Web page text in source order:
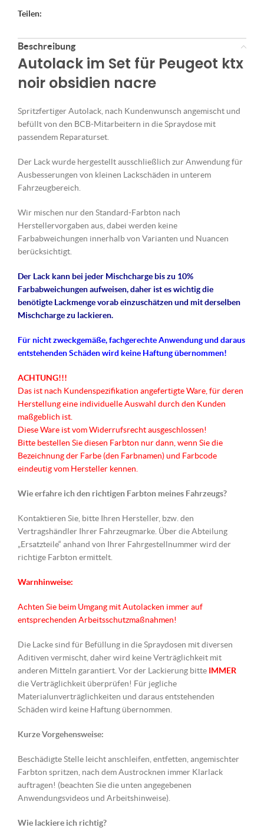
Teilen:
Beschreibung
Autolack im Set für Peugeot ktx
noir obsidien nacre
Spritzfertiger Autolack, nach Kundenwunsch angemischt und
befüllt von den BCB-Mitarbeitern in die Spraydose mit
passendem Reparaturset.
Der Lack wurde hergestellt ausschließlich zur Anwendung für
Ausbesserungen von kleinen Lackschäden in unterem
Fahrzeugbereich.
Wir mischen nur den Standard-Farbton nach
Herstellervorgaben aus, dabei werden keine
Farbabweichungen innerhalb von Varianten und Nuancen
berücksichtigt.
Der Lack kann bei jeder Mischcharge bis zu 10%
Farbabweichungen aufweisen, daher ist es wichtig die
benötigte Lackmenge vorab einzuschätzen und mit derselben
Mischcharge zu lackieren.
Für nichtzweckgemäße, fachgerechte Anwendung und daraus
entstehenden Schäden wird keine Haftung übernommen!
ACHTUNG!!!
Das ist nach Kundenspezifikation angefertigte Ware, für deren
Herstellung eine individuelle Auswahl durch den Kunden
maßgeblich ist.
Diese Ware ist vom Widerrufsrecht ausgeschlossen!
Bitte bestellen Sie diesen Farbton nur dann, wenn Sie die
Bezeichnung der Farbe (den Farbnamen) und Farbcode
eindeutig vom Hersteller kennen.
Wie erfahre ich den richtigen Farbton meines Fahrzeugs?
Kontaktieren Sie, bitte Ihren Hersteller, bzw. den
Vertragshändler Ihrer Fahrzeugmarke. Über die Abteilung
„Ersatzteile“ anhand von Ihrer Fahrgestellnummer wird der
richtige Farbton ermittelt.
Warnhinweise:
Achten Sie beim Umgang mit Autolacken immer auf
entsprechenden Arbeitsschutzmaßnahmen!
Die Lacke sind für Befüllung in die Spraydosen mit diversen
Aditiven vermischt, daher wird keine Verträglichkeit mit
anderen Mitteln garantiert. Vor der Lackierung bitte IMMER
die Verträglichkeit überprüfen! Für jegliche
Materialunverträglichkeiten und daraus entstehenden
Schäden wird keine Haftung übernommen.
Kurze Vorgehensweise:
Beschädigte Stelle leicht anschleifen, entfetten, angemischter
Farbton spritzen, nach dem Austrocknen immer Klarlack
auftragen! (beachten Sie die unten angegebenen
Anwendungsvideos und Arbeitshinweise).
Wie lackiere ich richtig?